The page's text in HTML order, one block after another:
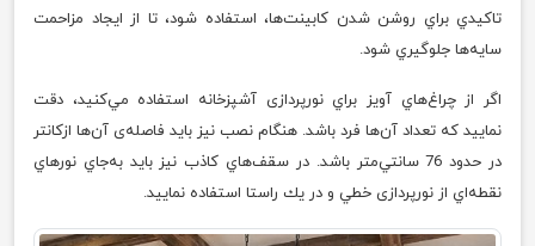
تاكيدي براي روشن شدن كابينت‌ها، استفاده شود، تا از ايجاد مزاحمت
سايه‌ها جلوگيري شود.
اگر از چراغ‌هاي آويز براي نورپردازی آشپزخانه استفاده مي‌كنيد، دقت
نمایید که تعداد آن‌ها فرد باشد. هنگام نصب نیز باید فاصله‌ی آن‌ها ازكانتر
در حدود 76 سانتي‌متر باشد. در سقف‌هاي كاذب نیز باید به‌جاي نور‌هاي
نقطه‌اي از نورپردازی خطي و در يك راستا استفاده نماييد.